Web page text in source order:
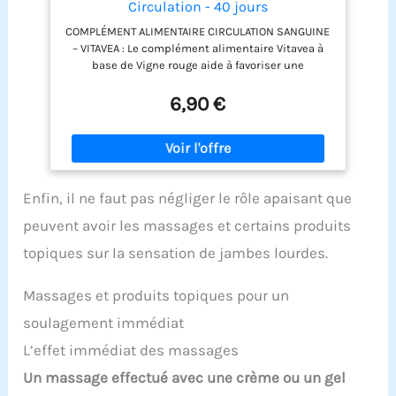
fournir des compléments innovants et vous
quotidien : sommeil, circulation, allergie, et bien
plus encore.
Circulation - 40 jours
COMPLÉMENT ALIMENTAIRE CIRCULATION SANGUINE
– VITAVEA : Le complément alimentaire Vitavea à
base de Vigne rouge aide à favoriser une
retour veineux. Cette formule soutient le confort
des jambes au quotidien et accompagne les
personnes sujettes aux sensations de jambes
lourdes liées à la circulation sanguine. VIGNE
ROUGE – JAMBES LÉGÈRES ET VEINES SAINES : Grâce
ce complément alimentaire Vitavea contribue à
à favoriser la sensation de jambes légères et
soutient naturellement la circulation sanguine,
ALIMENTAIRE VITAVEA : Ce complément alimentaire
Vitavea contient 300 mg d’extrait de Vigne rouge
efficacement la circulation sanguine et le confort
répond aux besoins essentiels des jambes au
6,90 €
Enfin, il ne faut pas négliger le rôle apaisant que
peuvent avoir les massages et certains produits
topiques sur la sensation de jambes lourdes.
Massages et produits topiques pour un
soulagement immédiat
L’effet immédiat des massages
Un massage effectué avec une crème ou un gel